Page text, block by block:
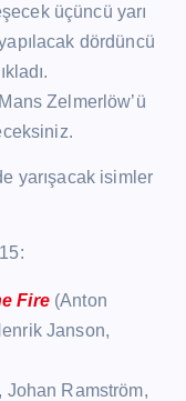
üçüncü yarı
dördüncü
Zelmerlöw’ü
yarışacak isimler
Fire(Anton
Janson,
Johan Ramström,